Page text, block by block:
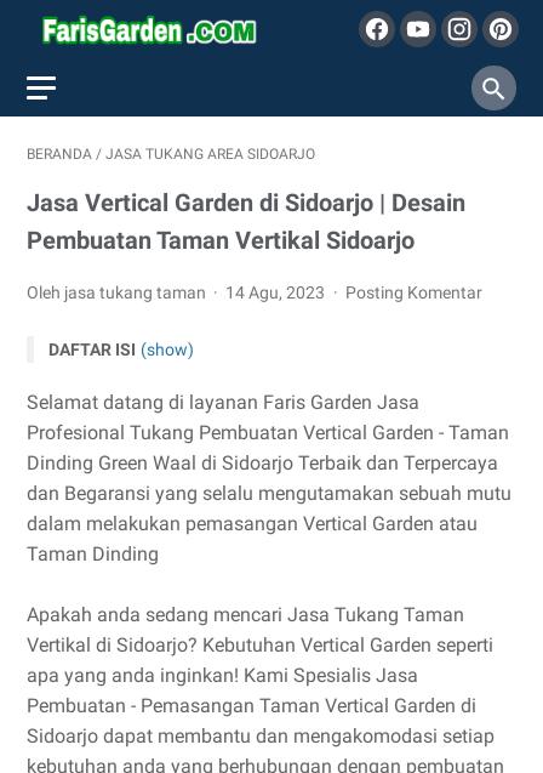
BERANDA / JASA TUKANG AREA SIDOARJO
Jasa Vertical Garden di Sidoarjo | Desain
Pembuatan Taman Vertikal Sidoarjo
Oleh jasa tukang taman 14 Agu, 2023 Posting Komentar
DAFTAR ISI (show)
Selamat datang di layanan Faris Garden Jasa
Profesional Tukang Pembuatan Vertical Garden - Taman
Dinding Green Waal di Sidoarjo Terbaik dan Terpercaya
dan Begaransi yang selalu mengutamakan sebuah mutu
dalam melakukan pemasangan Vertical Garden atau
Taman Dinding
Apakah anda sedang mencari Jasa Tukang Taman
Vertikal di Sidoarjo? Kebutuhan Vertical Garden seperti
apa yang anda inginkan! Kami Spesialis Jasa
Pembuatan - Pemasangan Taman Vertical Garden di
Sidoarjo dapat membantu dan mengakomodasi setiap
kebutuhan anda yang berhubungan dengan pembuatan